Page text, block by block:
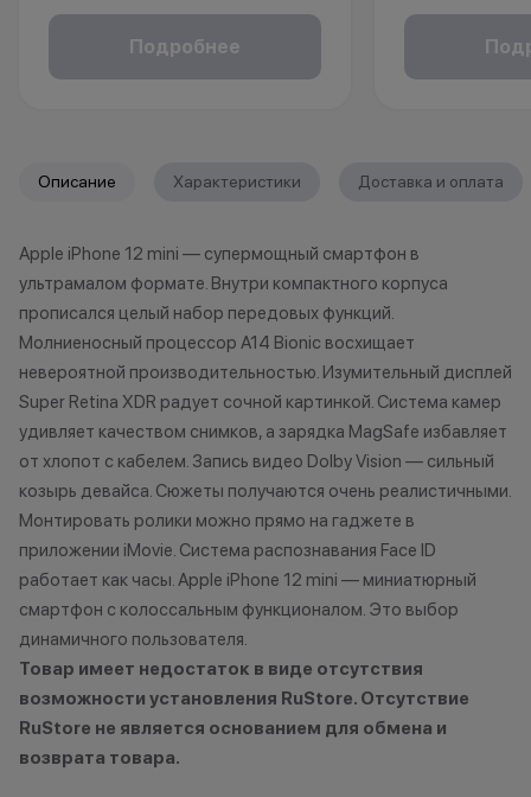
Рассрочка без % доступна для
клиентов от 18 лет на срок до 24
*Акции и бонусы не суммируются.
исключительно информационный
характер.
•Организатор (продавец) имеет
право отказать в заключении
договора купли-продажи по
причинам (отсутствие товара,
•Организатор (продавец) на свое
усмотрение имеет право
изменить условия акции в
одностороннем порядке.
Подробнее
покупки
Это позволит
Apple Watch,
подходит под
состоянии, не
существенных
вашего
устройство
под критерии,
первом
диагностику.
стоимость. При
учитываются
Описание Характеристики Доставка и оплата
Apple iPhone 12 mini — супермощный смартфон в
ультрамалом формате. Внутри компактного корпуса
прописался целый набор передовых функций.
Молниеносный процессор A14 Bionic восхищает
невероятной производительностью. Изумительный дисплей
Super Retina XDR радует сочной картинкой. Система камер
удивляет качеством снимков, а зарядка MagSafe избавляет
от хлопот с кабелем. Запись видео Dolby Vision — сильный
козырь девайса. Сюжеты получаются очень реалистичными.
Монтировать ролики можно прямо на гаджете в
приложении iMovie. Система распознавания Face ID
работает как часы. Apple iPhone 12 mini — миниатюрный
смартфон с колоссальным функционалом. Это выбор
динамичного пользователя.
Товар имеет недостаток в виде отсутствия
возможности установления RuStore. Отсутствие
RuStore не является основанием для обмена и
возврата товара.